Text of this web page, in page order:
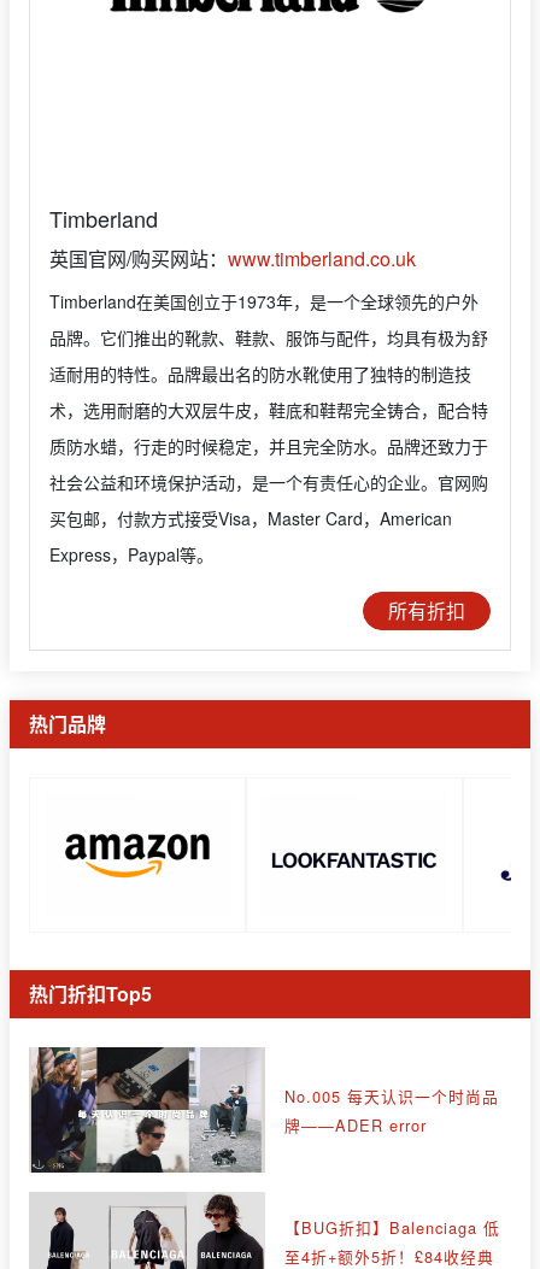
Timberland
英国官网/购买网站： www.timberland.co.uk
Timberland在美国创立于1973年，是一个全球领先的户外
品牌。它们推出的靴款、鞋款、服饰与配件，均具有极为舒
适耐用的特性。品牌最出名的防水靴使用了独特的制造技
术，选用耐磨的大双层牛皮，鞋底和鞋帮完全铸合，配合特
质防水蜡，行走的时候稳定，并且完全防水。品牌还致力于
社会公益和环境保护活动，是一个有责任心的企业。官网购
买包邮，付款方式接受Visa，Master Card，American
Express，Paypal等。
所有折扣
热门品牌
热门折扣Top5
No.005 每天认识一个时尚品
牌——ADER error
【BUG折扣】Balenciaga 低
至4折+额外5折！£84收经典